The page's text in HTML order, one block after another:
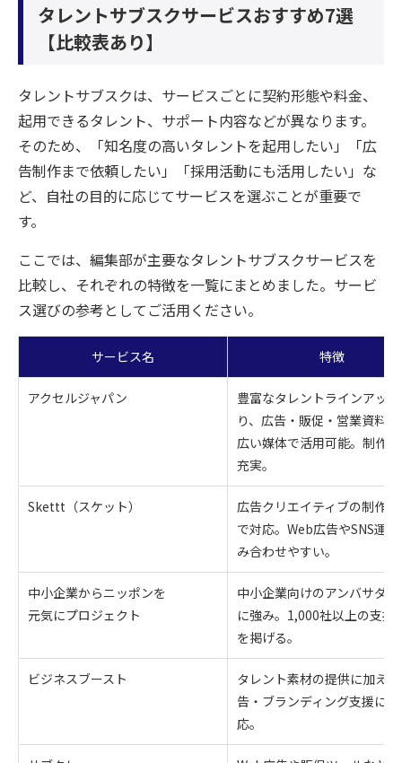
タレントサブスクサービスおすすめ7選
【比較表あり】
タレントサブスクは、サービスごとに契約形態や料金、
起用できるタレント、サポート内容などが異なります。
そのため、「知名度の高いタレントを起用したい」「広
告制作まで依頼したい」「採用活動にも活用したい」な
ど、自社の目的に応じてサービスを選ぶことが重要で
す。
ここでは、編集部が主要なタレントサブスクサービスを
比較し、それぞれの特徴を一覧にまとめました。サービ
ス選びの参考としてご活用ください。
サービス名 特徴
アクセルジャパン
豊富なタレントラインアッ
り、広告・販促・営業資料
広い媒体で活用可能。制作
充実。
Skettt（スケット）
広告クリエイティブの制作
で対応。Web広告やSNS運
み合わせやすい。
中小企業からニッポンを
元気にプロジェクト
中小企業向けのアンバサダ
に強み。1,000社以上の支援
を掲げる。
ビジネスブースト
タレント素材の提供に加え
告・ブランディング支援に
応。